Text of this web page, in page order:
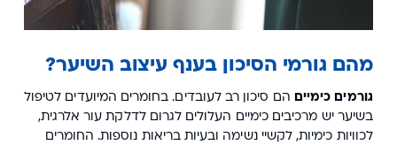
מהם גורמי הסיכון בענף עיצוב השיער?
גורמים כימיים הם סיכון רב לעובדים. בחומרים המיועדים לטיפול
בשיער יש מרכיבים כימיים העלולים לגרום לדלקת עור אלרגית,
לכוויות כימיות, לקשיי נשימה ובעיות בריאות נוספות. החומרים